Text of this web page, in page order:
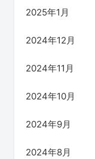
2025年1月
2024年12月
2024年11月
2024年10月
2024年9月
2024年8月